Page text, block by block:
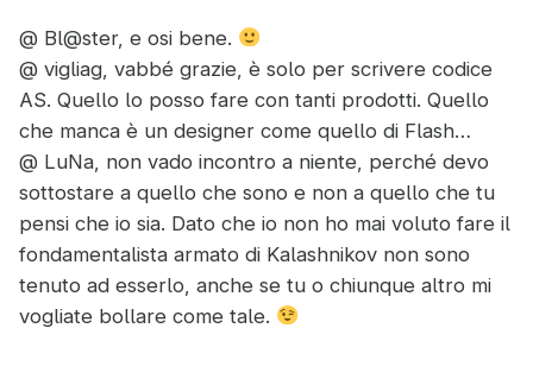
@ Bl@ster, e osi bene.
@ vigliag, vabbé grazie, è solo per scrivere codice
AS. Quello lo posso fare con tanti prodotti. Quello
che manca è un designer come quello di Flash…
@ LuNa, non vado incontro a niente, perché devo
sottostare a quello che sono e non a quello che tu
pensi che io sia. Dato che io non ho mai voluto fare il
fondamentalista armato di Kalashnikov non sono
tenuto ad esserlo, anche se tu o chiunque altro mi
vogliate bollare come tale.